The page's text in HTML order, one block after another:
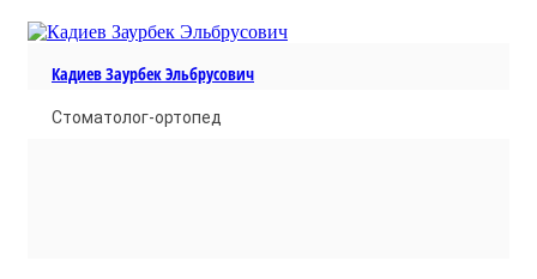
Кадиев Заурбек Эльбрусович
Стоматолог-ортопед